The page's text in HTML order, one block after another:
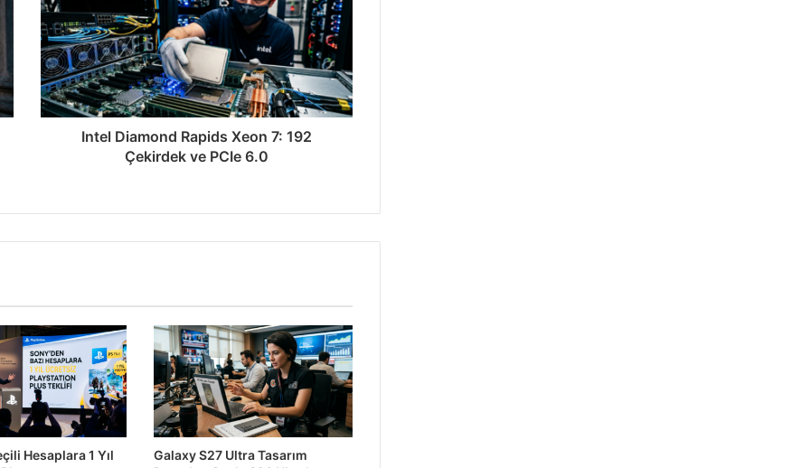
Detaylar
Rekor Kırdı
%68 Daha Güvenli
Ertelendi
Intel Diamond Rapids Xeon 7: 192
Çekirdek ve PCIe 6.0
Hesaplara 1 Yıl
Galaxy S27 Ultra Tasarım